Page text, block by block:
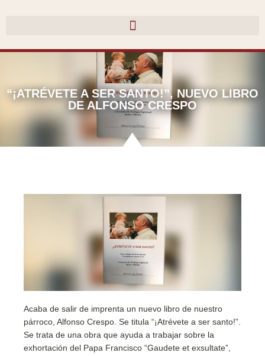
“¡ATRÉVETE A SER SANTO!”, NUEVO LIBRO
DE ALFONSO CRESPO
Acaba de salir de imprenta un nuevo libro de nuestro
párroco, Alfonso Crespo. Se titula “¡Atrévete a ser santo!”.
Se trata de una obra que ayuda a trabajar sobre la
exhortación del Papa Francisco “Gaudete et exsultate”,